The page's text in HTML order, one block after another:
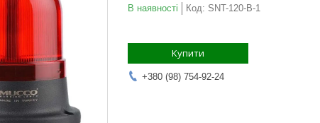
В наявності Код: SNT-120-B-1
Купити
+380 (98) 754-92-24